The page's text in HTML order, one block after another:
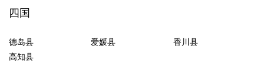
四国
德岛县 爱媛县
香川县
高知县